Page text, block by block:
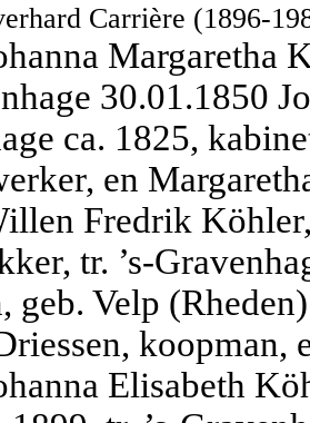
Carrière (1896-
Margaretha
30.01.1850
ca. 1825,
en
Fredrik Köhler,
tr. ’s-
geb. Velp
koopman,
Elisabeth